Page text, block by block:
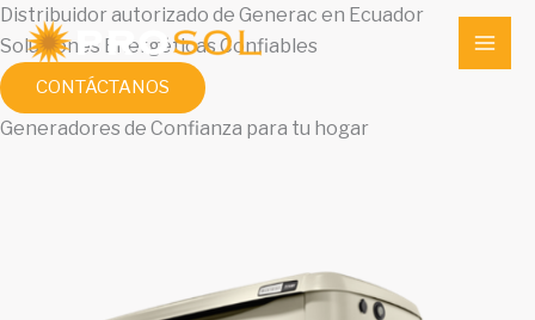
Ir
al
contenido
Distribuidor autorizado de Generac en Ecuador
Soluciones Energéticas Confiables
CONTÁCTANOS
Generadores de Confianza para tu hogar